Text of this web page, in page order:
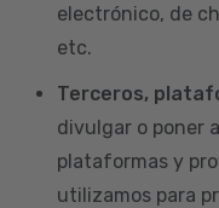
electrónico, de
etc.
Terceros,
divulgar o poner
plataformas y
utilizamos para